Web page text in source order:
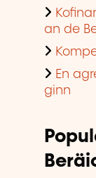
an de
En
ginn